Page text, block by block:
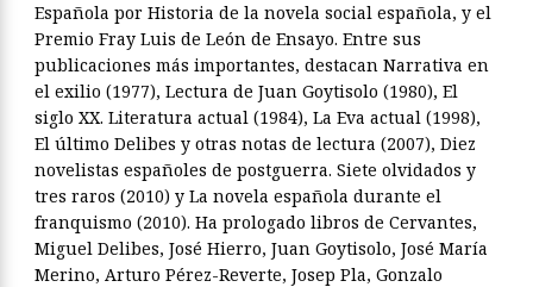
Española por Historia de la novela social española, y el
Premio Fray Luis de León de Ensayo. Entre sus
publicaciones más importantes, destacan Narrativa en
el exilio (1977), Lectura de Juan Goytisolo (1980), El
siglo XX. Literatura actual (1984), La Eva actual (1998),
El último Delibes y otras notas de lectura (2007), Diez
novelistas españoles de postgue­rra. Siete olvidados y
tres raros (2010) y La novela española durante el
franquismo (2010). Ha prologado libros de Cervantes,
Miguel Delibes, José Hierro, Juan Goytisolo, José María
Merino, Arturo Pérez-Reverte, Josep Pla, Gonzalo